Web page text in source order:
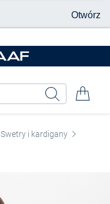
Swetry i kardigany
Otwórz